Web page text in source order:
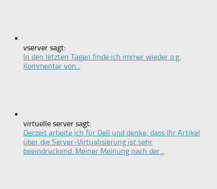
vserver sagt:
In den letzten Tagen finde ich immer wieder o.g.
Kommentar von...
virtuelle server sagt:
Derzeit arbeite ich für Dell und denke, dass Ihr Artikel
über die Server-Virtualisierung ist sehr
beeindruckend. Meiner Meinung nach der...